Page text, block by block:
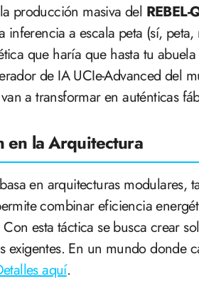
producción masiva del REBEL-
inferencia a escala peta (sí,
que haría que hasta tu
de IA UCIe-Advanced del
a transformar en auténticas
en la Arquitectura
en arquitecturas modulares,
combinar eficiencia
esta táctica se busca crear
exigentes. En un mundo donde
aquí.